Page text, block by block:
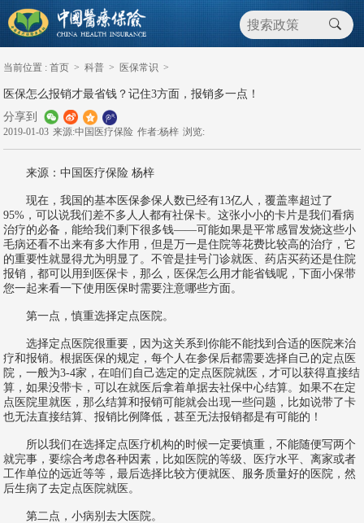
当前位置 : 首页 > 科普 > 医保常识 >
医保怎么报销才最省钱？记住3方面，报销多一点！
分享到
2019-01-03 来源:中国医疗保险 作者:杨梓 浏览:
来源：中国医疗保险 杨梓
现在，我国的基本医保参保人数已经有13亿人，覆盖率超过了
95%，可以说我们差不多人人都有社保卡。这张小小的卡片是我们看病
治疗的必备，能给我们剩下很多钱——可能如果是平常感冒发烧这些小
毛病还看不出来有多大作用，但是万一是住院等花费比较高的治疗，它
的重要性就显得尤为明显了。不管是挂号门诊就医、药店买药还是住院
报销，都可以用到医保卡，那么，医保怎么用才能省钱呢，下面小保带
您一起来看一下使用医保时需要注意哪些方面。
第一点，慎重选择定点医院。
选择定点医院很重要，因为这关系到你能不能找到合适的医院来治
疗和报销。根据医保的规定，每个人在参保后都需要选择自己的定点医
院，一般为3-4家，在咱们自己选定的定点医院就医，才可以获得直接结
算，如果没带卡，可以在就医后拿着单据去社保中心结算。如果不在定
点医院里就医，那么结算和报销可能就会出现一些问题，比如说带了卡
也无法直接结算、报销比例降低，甚至无法报销都是有可能的！
所以我们在选择定点医疗机构的时候一定要慎重，不能随便写两个
就完事，要综合考虑各种因素，比如医院的等级、医疗水平、离家或者
工作单位的远近等等，最后选择比较方便就医、服务质量好的医院，然
后生病了去定点医院就医。
第二点，小病别去大医院。